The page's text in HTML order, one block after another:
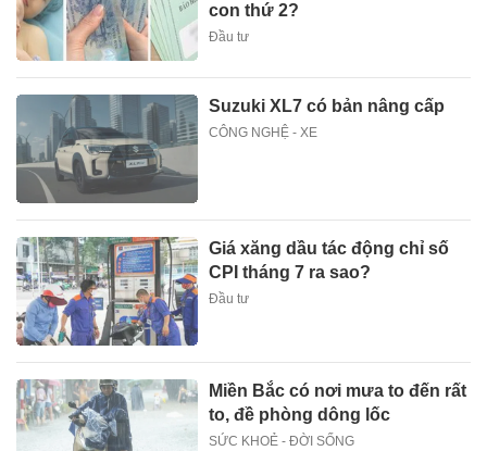
con thứ 2?
Đầu tư
Suzuki XL7 có bản nâng cấp
CÔNG NGHỆ - XE
Giá xăng dầu tác động chỉ số
CPI tháng 7 ra sao?
Đầu tư
Miền Bắc có nơi mưa to đến rất
to, đề phòng dông lốc
SỨC KHOẺ - ĐỜI SỐNG